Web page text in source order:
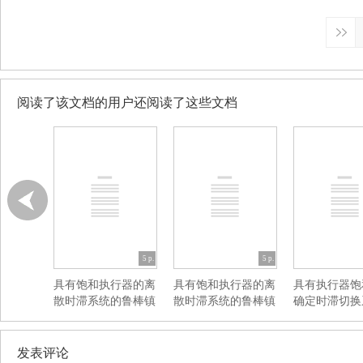
阅读了该文档的用户还阅读了这些文档
5 p.
具有饱和执行器的离
散时滞系统的鲁棒镇
5 p.
具有饱和执行器的离
散时滞系统的鲁棒镇
具有执行器
确定时滞切
发表评论